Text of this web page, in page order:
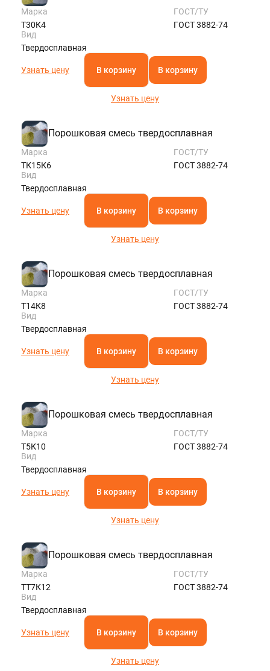
Марка
Т30К4
ГОСТ/ТУ
ГОСТ 3882-74
Вид
Твердосплавная
Узнать цену В корзину В корзину
Узнать цену
Порошковая смесь твердосплавная
Марка
ТК15К6
ГОСТ/ТУ
ГОСТ 3882-74
Вид
Твердосплавная
Узнать цену В корзину В корзину
Узнать цену
Порошковая смесь твердосплавная
Марка
Т14К8
ГОСТ/ТУ
ГОСТ 3882-74
Вид
Твердосплавная
Узнать цену В корзину В корзину
Узнать цену
Порошковая смесь твердосплавная
Марка
Т5К10
ГОСТ/ТУ
ГОСТ 3882-74
Вид
Твердосплавная
Узнать цену В корзину В корзину
Узнать цену
Порошковая смесь твердосплавная
Марка
ТТ7К12
ГОСТ/ТУ
ГОСТ 3882-74
Вид
Твердосплавная
Узнать цену В корзину В корзину
Узнать цену